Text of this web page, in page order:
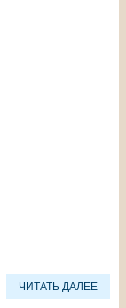
ЧИТАТЬ ДАЛЕЕ